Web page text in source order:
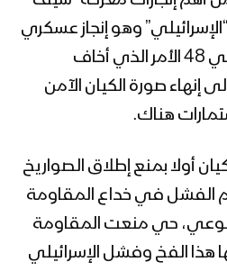
وهو إنجاز عسكري
لا سابقة له، ودخول أراضي 48 الأمر الذي أخاف
إنهاء صورة الكيان الآمن
هناك.
أولا بمنع إطلاق الصواريخ
الفشل في خداع المقاومة
نوعي، حي منعت المقاومة
هذا الفخ وفشل الإسرائيلي